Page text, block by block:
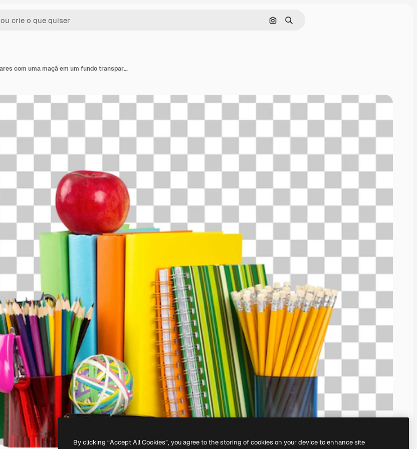
Pesquisar por imagem
Buscar
Uma variedade de materiais escolares com uma maçã em um fundo transparente
By clicking “Accept All Cookies”, you agree to the storing of cookies on your device to enhance site